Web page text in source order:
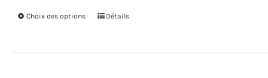
Choix des options
CeDétails